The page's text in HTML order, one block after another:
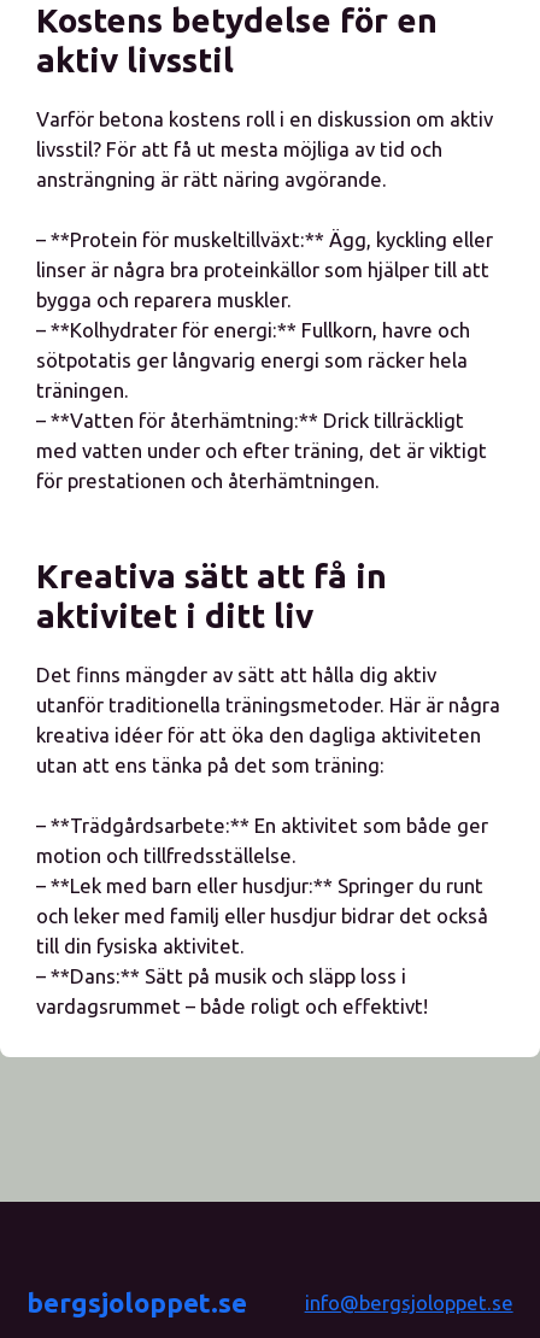
Kostens betydelse för en
aktiv livsstil
Varför betona kostens roll i en diskussion om aktiv
livsstil? För att få ut mesta möjliga av tid och
ansträngning är rätt näring avgörande.
– **Protein för muskeltillväxt:** Ägg, kyckling eller
linser är några bra proteinkällor som hjälper till att
bygga och reparera muskler.
– **Kolhydrater för energi:** Fullkorn, havre och
sötpotatis ger långvarig energi som räcker hela
träningen.
– **Vatten för återhämtning:** Drick tillräckligt
med vatten under och efter träning, det är viktigt
för prestationen och återhämtningen.
Kreativa sätt att få in
aktivitet i ditt liv
Det finns mängder av sätt att hålla dig aktiv
utanför traditionella träningsmetoder. Här är några
kreativa idéer för att öka den dagliga aktiviteten
utan att ens tänka på det som träning:
– **Trädgårdsarbete:** En aktivitet som både ger
motion och tillfredsställelse.
– **Lek med barn eller husdjur:** Springer du runt
och leker med familj eller husdjur bidrar det också
till din fysiska aktivitet.
– **Dans:** Sätt på musik och släpp loss i
vardagsrummet – både roligt och effektivt!
bergsjoloppet.se info@bergsjoloppet.se